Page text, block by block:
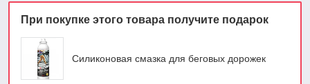
При покупке этого товара получите подарок
Силиконовая смазка для беговых дорожек